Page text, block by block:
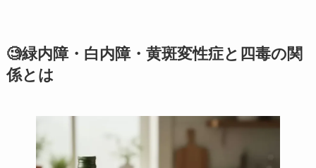
🧐緑内障・白内障・黄斑変性症と四毒の関
係とは